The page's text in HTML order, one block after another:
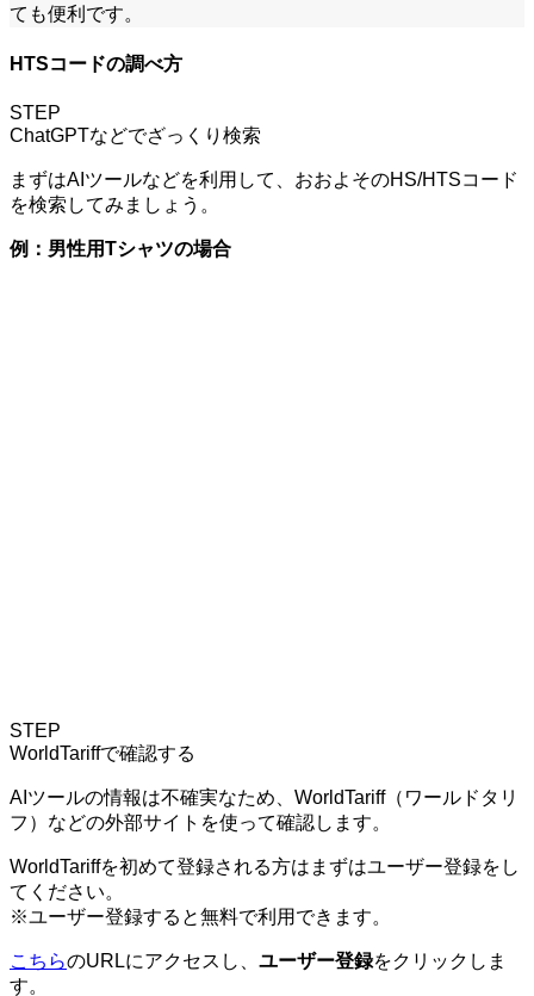
ても便利です。
HTSコードの調べ方
STEP
ChatGPTなどでざっくり検索
まずはAIツールなどを利用して、おおよそのHS/HTSコード
を検索してみましょう。
例：男性用Tシャツの場合
STEP
WorldTariffで確認する
AIツールの情報は不確実なため、WorldTariff（ワールドタリ
フ）などの外部サイトを使って確認します。
WorldTariffを初めて登録される方はまずはユーザー登録をし
てください。
※ユーザー登録すると無料で利用できます。
こちらのURLにアクセスし、 ユーザー登録をクリックしま
す。